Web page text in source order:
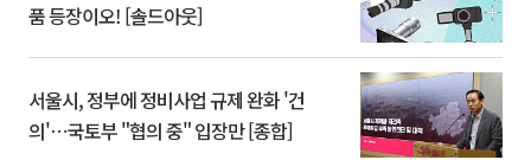
품 등장이오! [솔드아웃]
서울시, 정부에 정비사업 규제 완화 '건
의'⋯국토부 "협의 중" 입장만 [종합]